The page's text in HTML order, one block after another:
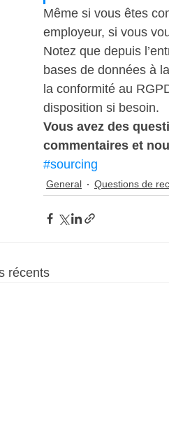
Même si vous êtes
employeur, si vous
Notez que depuis
bases de données à
la conformité au
disposition si besoin.
Vous avez des
commentaires et
#sourcing
General Questions de
récents